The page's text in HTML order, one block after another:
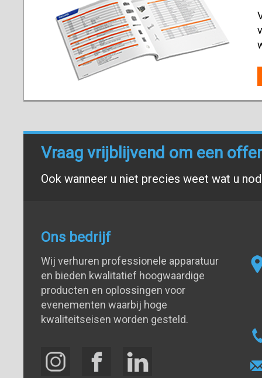
Vraag vrijblijvend om een
Ook wanneer u niet precies weet wat u
Ons bedrijf
Wij verhuren professionele apparatuur
en bieden kwalitatief hoogwaardige
producten en oplossingen voor
evenementen waarbij hoge
kwaliteitseisen worden gesteld.